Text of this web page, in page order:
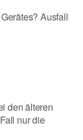
Ausfall
den älteren
nur die